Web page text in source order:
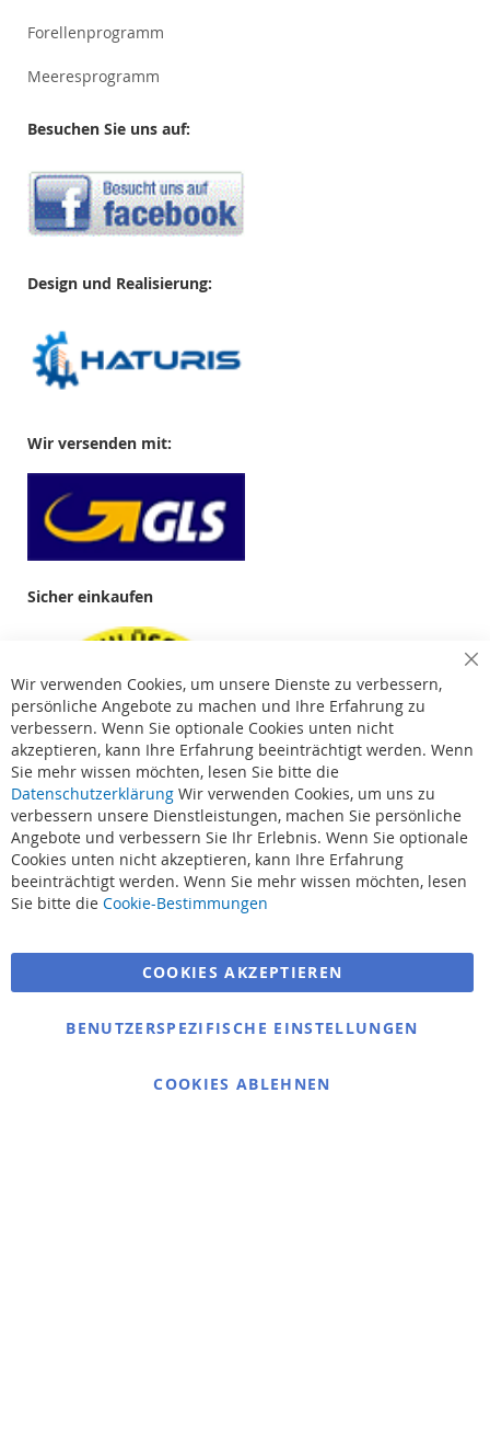
Forellenprogramm
Meeresprogramm
Besuchen Sie uns auf:
Design und Realisierung:
Wir versenden mit:
Sicher einkaufen
Suchbegriffe
Bestellungen und Rücksendungen
Kontaktieren Sie uns
Cookie Einstellungen
Wir verwenden Cookies, um unsere Dienste zu verbessern,
persönliche Angebote zu machen und Ihre Erfahrung zu
verbessern. Wenn Sie optionale Cookies unten nicht
akzeptieren, kann Ihre Erfahrung beeinträchtigt werden. Wenn
Sie mehr wissen möchten, lesen Sie bitte die
Datenschutzerklärung Wir verwenden Cookies, um uns zu
verbessern unsere Dienstleistungen, machen Sie persönliche
Angebote und verbessern Sie Ihr Erlebnis. Wenn Sie optionale
Cookies unten nicht akzeptieren, kann Ihre Erfahrung
beeinträchtigt werden. Wenn Sie mehr wissen möchten, lesen
Sie bitte die Cookie-Bestimmungen
COOKIES AKZEPTIEREN
BENUTZERSPEZIFISCHE EINSTELLUNGEN
COOKIES ABLEHNEN